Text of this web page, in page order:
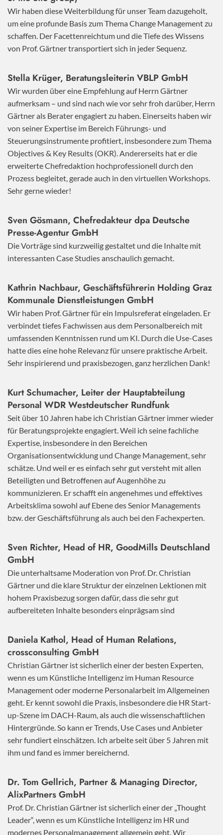
Wir haben diese Weiterbildung für unser Team dazugeholt,
um eine profunde Basis zum Thema Change Management zu
schaffen. Der Facettenreichtum und die Tiefe des Wissens
von Prof. Gärtner transportiert sich in jeder Sequenz.
Stella Krüger, Beratungsleiterin VBLP GmbH
Wir wurden über eine Empfehlung auf Herrn Gärtner
aufmerksam – und sind nach wie vor sehr froh darüber, Herrn
Gärtner als Berater engagiert zu haben. Einerseits haben wir
von seiner Expertise im Bereich Führungs- und
Steuerungsinstrumente profitiert, insbesondere zum Thema
Objectives & Key Results (OKR). Andererseits hat er die
erweiterte Chefredaktion hochprofessionell durch den
Prozess begleitet, gerade auch in den virtuellen Workshops.
Sehr gerne wieder!
Sven Gösmann, Chefredakteur dpa Deutsche
Presse-Agentur GmbH
Die Vorträge sind kurzweilig gestaltet und die Inhalte mit
interessanten Case Studies anschaulich gemacht.
Kathrin Nachbaur, Geschäftsführerin Holding Graz
Kommunale Dienstleistungen GmbH
Wir haben Prof. Gärtner für ein Impulsreferat eingeladen. Er
verbindet tiefes Fachwissen aus dem Personalbereich mit
umfassenden Kenntnissen rund um KI. Durch die Use-Cases
hatte dies eine hohe Relevanz für unsere praktische Arbeit.
Sehr inspirierend und praxisbezogen, ganz herzlichen Dank!
Kurt Schumacher, Leiter der Hauptabteilung
Personal WDR Westdeutscher Rundfunk
Seit über 10 Jahren habe ich Christian Gärtner immer wieder
für Beratungsprojekte engagiert. Weil ich seine fachliche
Expertise, insbesondere in den Bereichen
Organisationsentwicklung und Change Management, sehr
schätze. Und weil er es einfach sehr gut versteht mit allen
Beteiligten und Betroffenen auf Augenhöhe zu
kommunizieren. Er schafft ein angenehmes und effektives
Arbeitsklima sowohl auf Ebene des Senior Managements
bzw. der Geschäftsführung als auch bei den Fachexperten.
Sven Richter, Head of HR, GoodMills Deutschland
GmbH
Die unterhaltsame Moderation von Prof. Dr. Christian
Gärtner und die klare Struktur der einzelnen Lektionen mit
hohem Praxisbezug sorgen dafür, dass die sehr gut
aufbereiteten Inhalte besonders einprägsam sind
Daniela Kathol, Head of Human Relations,
crossconsulting GmbH
Christian Gärtner ist sicherlich einer der besten Experten,
wenn es um Künstliche Intelligenz im Human Resource
Management oder moderne Personalarbeit im Allgemeinen
geht. Er kennt sowohl die Praxis, insbesondere die HR Start-
up-Szene im DACH-Raum, als auch die wissenschaftlichen
Hintergründe. So kann er Trends, Use Cases und Anbieter
sehr fundiert einschätzen. Ich arbeite seit über 5 Jahren mit
ihm und fand es immer bereichernd.
Dr. Tom Gellrich, Partner & Managing Director,
AlixPartners GmbH
Prof. Dr. Christian Gärtner ist sicherlich einer der „Thought
Leader“, wenn es um Künstliche Intelligenz im HR und
modernes Personalmanagement allgemein geht. Wir